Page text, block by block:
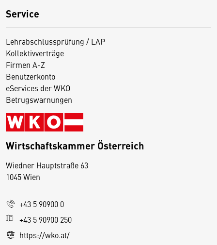
Service
Lehrabschlussprüfung / LAP
Kollektivverträge
Firmen A-Z
Benutzerkonto
eServices der WKO
Betrugswarnungen
Wirtschaftskammer Österreich
Wiedner Hauptstraße 63
1045 Wien
+43 5 90900 0
+43 5 90900 250
https://wko.at/
D
s
e
S